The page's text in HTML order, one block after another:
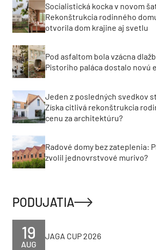
Socialistická kocka v novom
Rekonštrukcia rodinného
otvorila dom krajine aj svetlu
Pod asfaltom bola vzácna
Pistoriho paláca dostalo novú
Jeden z posledných svedkov
Získa citlivá rekonštrukcia
cenu za architektúru?
Radové domy bez zateplenia:
zvolil jednovrstvové murivo?
PODUJATIA
AUG
19 JAGA CUP 2026